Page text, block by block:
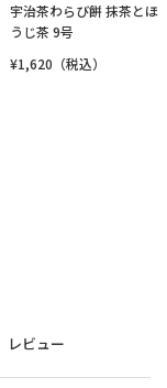
宇治茶わらび餅 抹茶とほ
うじ茶 9号
¥1,620（税込）
レビュー